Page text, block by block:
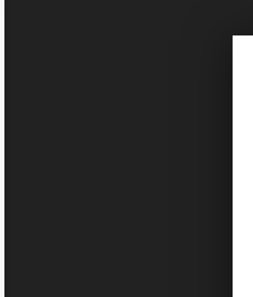
Sketchbook5, 스케
Sketchbook5, 스케